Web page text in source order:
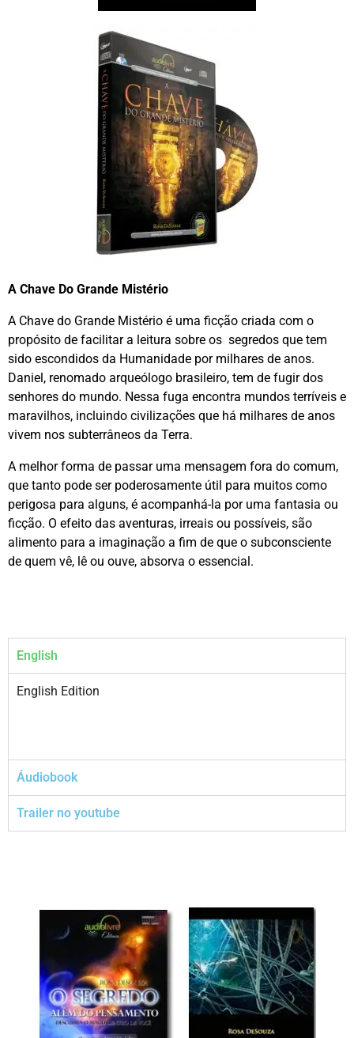
A Chave Do Grande Mistério
A Chave do Grande Mistério é uma ficção criada com o
propósito de facilitar a leitura sobre os segredos que tem
sido escondidos da Humanidade por milhares de anos.
Daniel, renomado arqueólogo brasileiro, tem de fugir dos
senhores do mundo. Nessa fuga encontra mundos terríveis e
maravilhos, incluindo civilizações que há milhares de anos
vivem nos subterrâneos da Terra.
A melhor forma de passar uma mensagem fora do comum,
que tanto pode ser poderosamente útil para muitos como
perigosa para alguns, é acompanhá-la por uma fantasia ou
ficção. O efeito das aventuras, irreais ou possíveis, são
alimento para a imaginação a fim de que o subconsciente
de quem vê, lê ou ouve, absorva o essencial.
English
English Edition
Áudiobook
Trailer no youtube